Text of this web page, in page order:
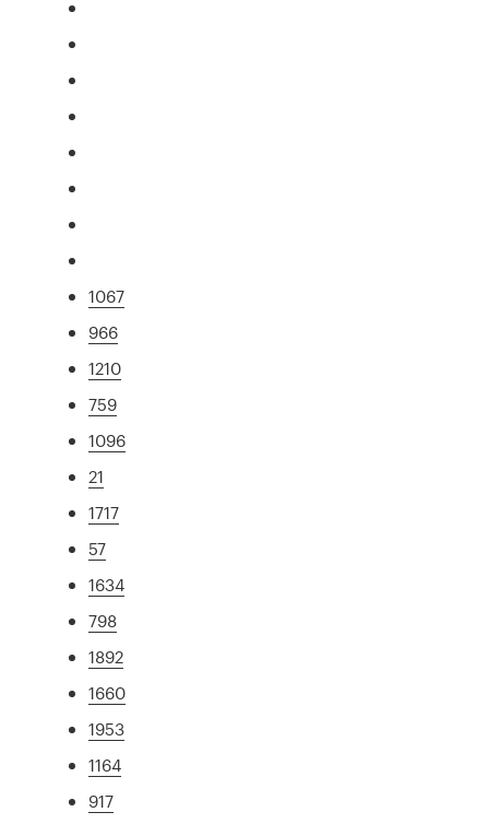
1067
966
1210
759
1096
21
1717
57
1634
798
1892
1660
1953
1164
917